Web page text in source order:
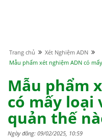
Trang chủ
Xét Nghiệm ADN
Mẫu phẩm xét nghiệm ADN có
Mẫu phẩm
có mấy loại
quản thế
Ngày đăng: 09/02/2025, 10:59